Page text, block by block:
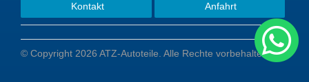
Kontakt Anfahrt
© Copyright 2026 ATZ-Autoteile. Alle Rechte vorbehalten.